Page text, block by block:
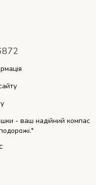
- ваш надійний компас